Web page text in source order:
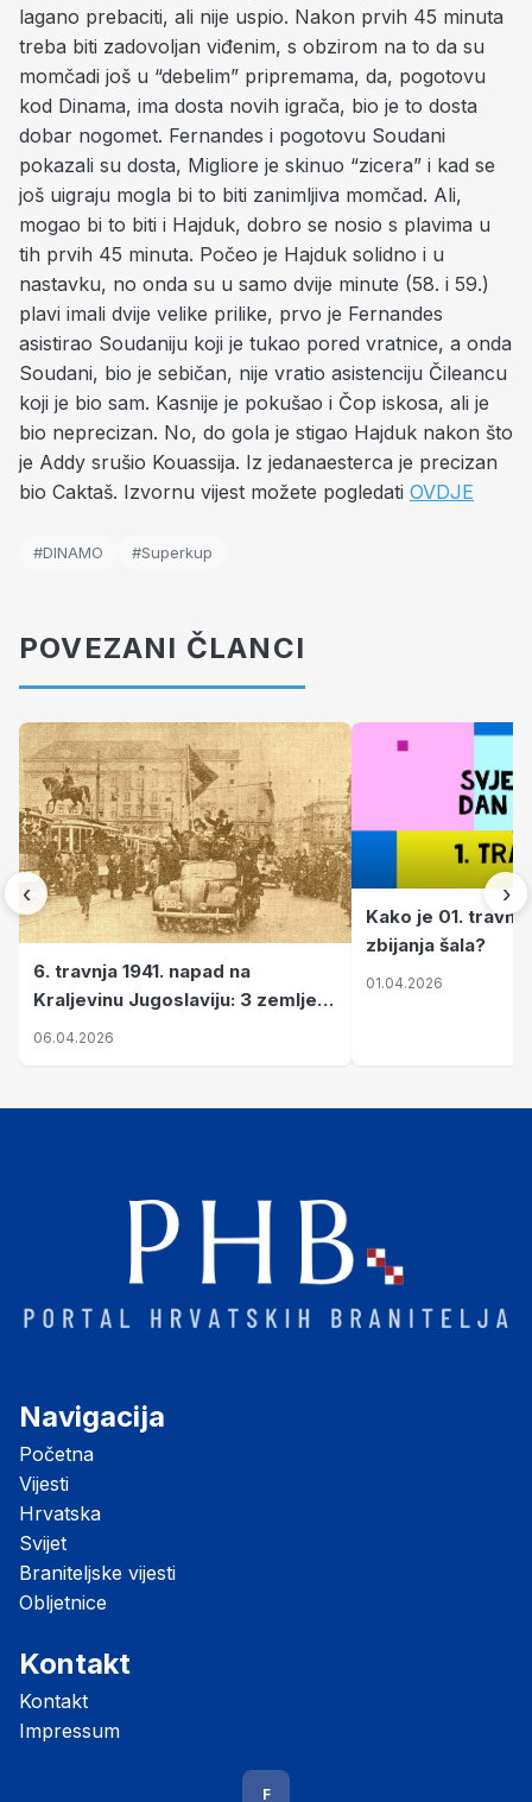
lagano prebaciti, ali nije uspio. Nakon prvih 45 minuta
treba biti zadovoljan viđenim, s obzirom na to da su
momčadi još u “debelim” pripremama, da, pogotovu
kod Dinama, ima dosta novih igrača, bio je to dosta
dobar nogomet. Fernandes i pogotovu Soudani
pokazali su dosta, Migliore je skinuo “zicera” i kad se
još uigraju mogla bi to biti zanimljiva momčad. Ali,
mogao bi to biti i Hajduk, dobro se nosio s plavima u
tih prvih 45 minuta. Počeo je Hajduk solidno i u
nastavku, no onda su u samo dvije minute (58. i 59.)
plavi imali dvije velike prilike, prvo je Fernandes
asistirao Soudaniju koji je tukao pored vratnice, a onda
Soudani, bio je sebičan, nije vratio asistenciju Čileancu
koji je bio sam. Kasnije je pokušao i Čop iskosa, ali je
bio neprecizan. No, do gola je stigao Hajduk nakon što
je Addy srušio Kouassija. Iz jedanaesterca je precizan
bio Caktaš. Izvornu vijest možete pogledati OVDJE
#DINAMO #Superkup
POVEZANI ČLANCI
‹
6. travnja 1941. napad na
Kraljevinu Jugoslaviju: 3 zemlje
nastale njenim raspadom
06.04.2026
Kako je 01.
zbijanja šala?
01.04.2026
›
Navigacija
Početna
Vijesti
Hrvatska
Svijet
Braniteljske vijesti
Obljetnice
Kontakt
Kontakt
Impressum
F